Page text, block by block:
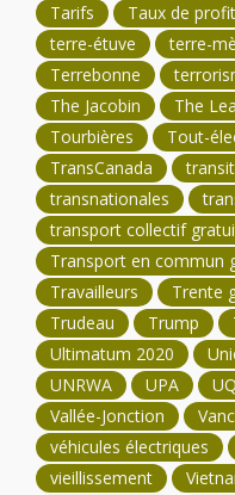
Tarifs
Taux de profit
terre-étuve
terre-
Terrebonne
The Jacobin
The
Tourbières
Tout-
TransCanada
transnationales
transport collectif
Transport en commun
Travailleurs
Trente
Trudeau
Trump
Ultimatum 2020
UNRWA
UPA
Vallée-Jonction
véhicules électriques
vieillissement